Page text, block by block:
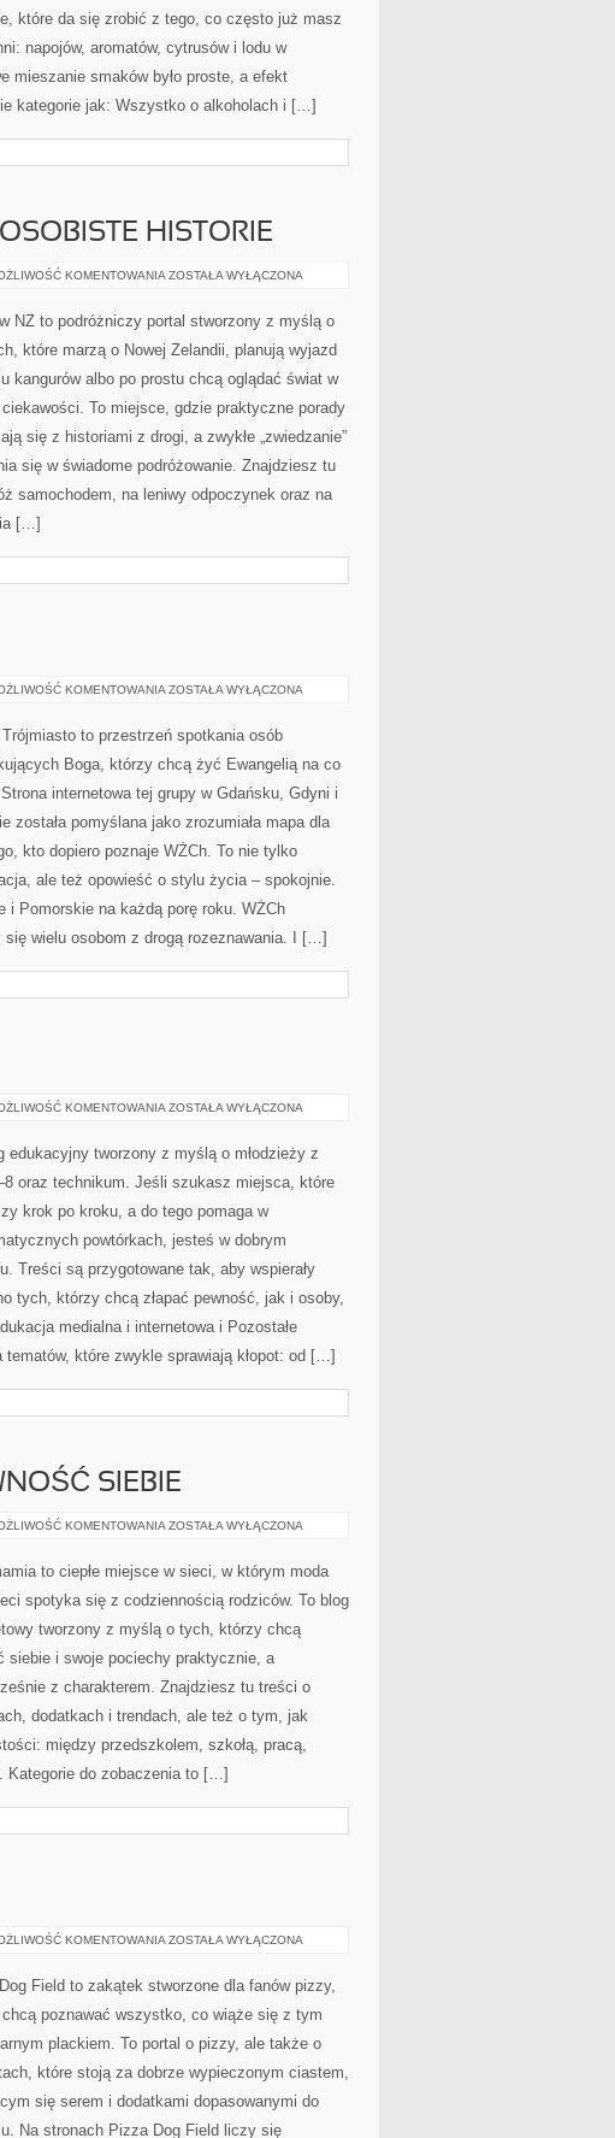
które da się zrobić z tego, co często już masz
napojów, aromatów, cytrusów i lodu w
mieszanie smaków było proste, a efekt
kategorie jak: Wszystko o alkoholach i […]
HISTORIE
KOMENTOWANIA RELACJE
I
OSOBISTE
ZOSTAŁA WYŁĄCZONA
NZ to podróżniczy portal stworzony z myślą o
które marzą o Nowej Zelandii, planują wyjazd
kangurów albo po prostu chcą oglądać świat w
To miejsce, gdzie praktyczne porady
się z historiami z drogi, a zwykłe „zwiedzanie”
się w świadome podróżowanie. Znajdziesz tu
samochodem, na leniwy odpoczynek oraz na
[…]
KOMENTOWANIA HISTORIA
ZOSTAŁA WYŁĄCZONA
to przestrzeń spotkania osób
Boga, którzy chcą żyć Ewangelią na co
internetowa tej grupy w Gdańsku, Gdyni i
została pomyślana jako zrozumiała mapa dla
kto dopiero poznaje WŻCh. To nie tylko
ale też opowieść o stylu życia – spokojnie.
i Pomorskie na każdą porę roku. WŻCh
wielu osobom z drogą rozeznawania. I […]
KOMENTOWANIA JĘZYK
ZOSTAŁA WYŁĄCZONA
edukacyjny tworzony z myślą o młodzieży z
oraz technikum. Jeśli szukasz miejsca, które
krok po kroku, a do tego pomaga w
powtórkach, jesteś w dobrym
Treści są przygotowane tak, aby wspierały
tych, którzy chcą złapać pewność, jak i osoby,
medialna i internetowa i Pozostałe
które zwykle sprawiają kłopot: od […]
SIEBIE
KOMENTOWANIA MODA
PEWNOŚĆ
ZOSTAŁA WYŁĄCZONA
to ciepłe miejsce w sieci, w którym moda
spotyka się z codziennością rodziców. To blog
tworzony z myślą o tych, którzy chcą
siebie i swoje pociechy praktycznie, a
z charakterem. Znajdziesz tu treści o
dodatkach i trendach, ale też o tym, jak
między przedszkolem, szkołą, pracą,
Kategorie do zobaczenia to […]
KOMENTOWANIA DIETY
ZOSTAŁA WYŁĄCZONA
Field to zakątek stworzone dla fanów pizzy,
chcą poznawać wszystko, co wiąże się z tym
plackiem. To portal o pizzy, ale także o
które stoją za dobrze wypieczonym ciastem,
się serem i dodatkami dopasowanymi do
Na stronach Pizza Dog Field liczy się